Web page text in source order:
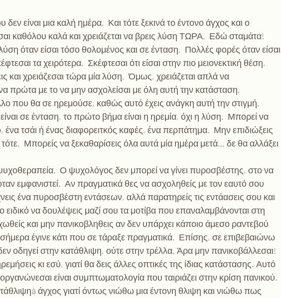
είναι μια καλή ημέρα.  Και τότε ξεκινά το έντονο άγχος και ο
καθόλου καλά και χρειάζεται να βρεις λύση ΤΩΡΑ.  Εδώ σταμάτα!
όταν είσαι τόσο θολομένος και σε ένταση.  Πολλές φορές όταν είσαι
τα χειρότερα.  Σκέφτεσαι ότι είσαι στην πιο μειονεκτική θέση,
και χρειάζεσαι τώρα μία λύση.  Όμως, χρειάζεται απλά να
πρώτα με το να μην ασχολείσαι με όλη αυτή την κατάσταση.
που θα σε ηρεμούσε, καθώς αυτό έχεις ανάγκη αυτή την στιγμή.
σε ένταση, το πρώτο βήμα είναι η ηρεμία, όχι η λύση.  Μπορεί να
ένα τσάι ή ένας διαφορειτκός καφές, ένα περπάτημα.  Μην επιδιώξεις
Μπορείς να ξεκαθαρίσεις όλα αυτά μία ημέρα μετά… δε θα αλλάξει
ψυχοθεραπεία.  Ο ψυχολόγος δεν μπορεί να γίνει πυροσβέστης, στο να
εμφανιστεί.  Αν πραγματικά θες να ασχοληθείς με τον εαυτό σου
ένα πυροσβέστη εντάσεων, αλλά παρατηρείς τις εντάασεις σου και
ειδικό να δουλέψεις μαζί σου τα μοτίβα που επαναλαμβάνονται στη
και μην πανικοβληθεις αν δεν υπάρχει κάποιο άμεσο ραντεβού
έγινε κάτι που σε τάραξε πραγματικά.  Επίσης, σε επιβεβαιώνω
οδηγεί στην κατάθλιψη, ούτε στην τρέλλα. Άρα μην πανικοβάλλεσαι!
κι εσύ, γιατί θα δεις άλλες οπτικές της ίδιας κατάστασης. Αυτό
είναι συμπτωματολογία που ταιριάζει στην κρίση πανικού.
άγχος γιατί όντως νιώθω μια έντονη θλιψη και νιώθω πως